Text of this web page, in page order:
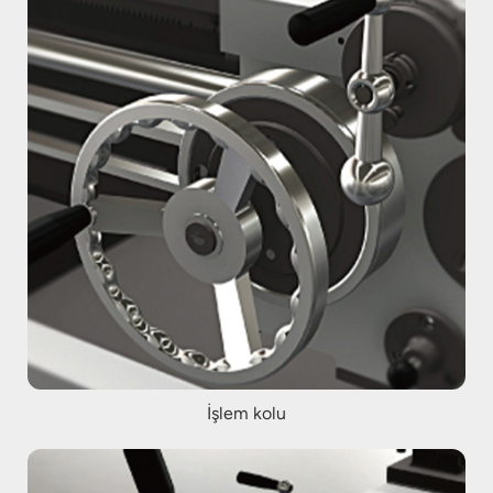
İşlem kolu